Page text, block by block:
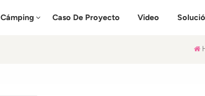
Cámping Caso De Proyecto Video